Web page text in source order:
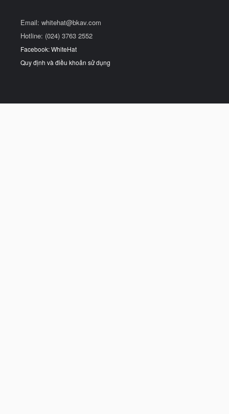
Email: whitehat@bkav.com
Hotline: (024) 3763 2552
Facebook: WhiteHat
Quy định và điều khoản sử dụng